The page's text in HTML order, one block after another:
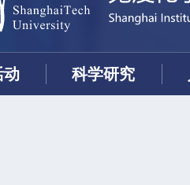
动 科学研究